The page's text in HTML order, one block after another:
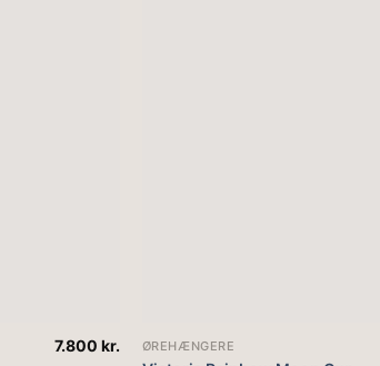
7.800kr. ØREHÆNGERE